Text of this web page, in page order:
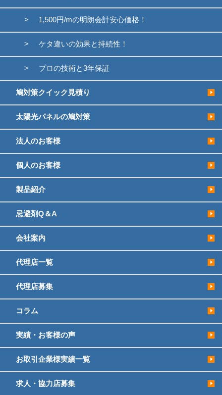
1,500円/mの明朗会計安心価格！
ケタ違いの効果と持続性！
プロの技術と3年保証
鳩対策クイック見積り
太陽光パネルの鳩対策
法人のお客様
個人のお客様
製品紹介
忌避剤Q＆A
会社案内
代理店一覧
代理店募集
コラム
実績・お客様の声
お取引企業様実績一覧
求人・協力店募集